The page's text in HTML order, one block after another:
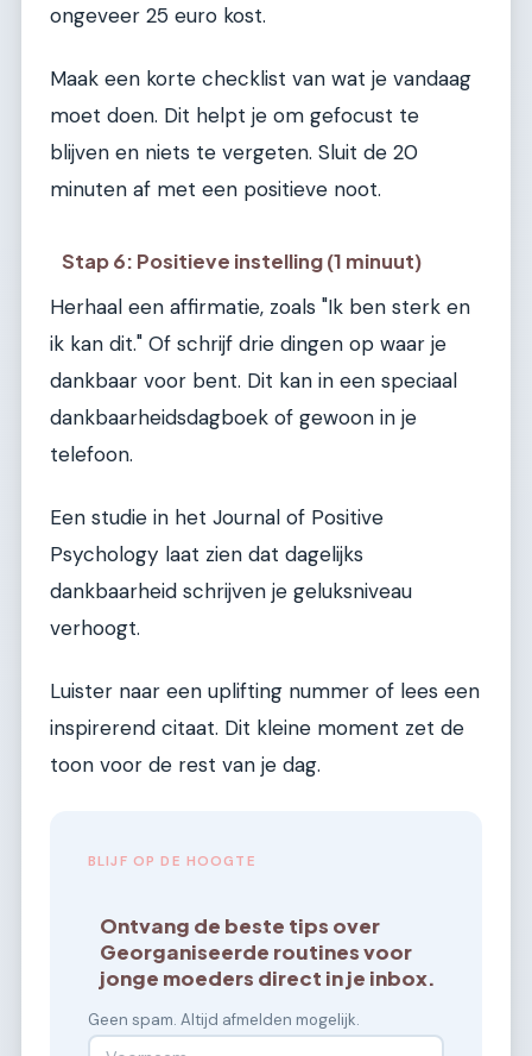
ongeveer 25 euro kost.
Maak een korte checklist van wat je vandaag
moet doen. Dit helpt je om gefocust te
blijven en niets te vergeten. Sluit de 20
minuten af met een positieve noot.
Stap 6: Positieve instelling (1 minuut)
Herhaal een affirmatie, zoals "Ik ben sterk en
ik kan dit." Of schrijf drie dingen op waar je
dankbaar voor bent. Dit kan in een speciaal
dankbaarheidsdagboek of gewoon in je
telefoon.
Een studie in het Journal of Positive
Psychology laat zien dat dagelijks
dankbaarheid schrijven je geluksniveau
verhoogt.
Luister naar een uplifting nummer of lees een
inspirerend citaat. Dit kleine moment zet de
toon voor de rest van je dag.
BLIJF OP DE HOOGTE
Ontvang de beste tips over
Georganiseerde routines voor
jonge moeders direct in je inbox.
Geen spam. Altijd afmelden mogelijk.